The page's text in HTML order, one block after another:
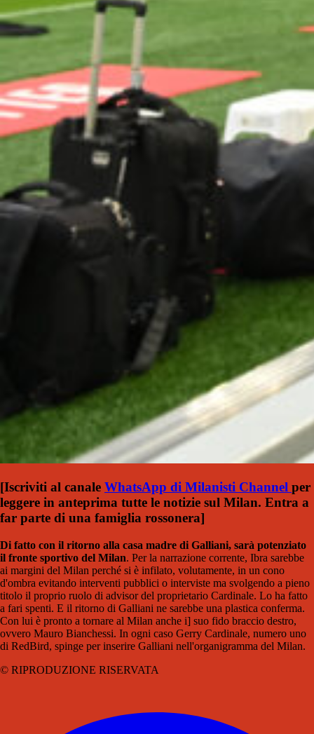
[Iscriviti al canale WhatsApp di Milanisti Channel per
leggere in anteprima tutte le notizie sul Milan. Entra a
far parte di una famiglia rossonera]
Di fatto con il ritorno alla casa madre di Galliani, sarà potenziato
il fronte sportivo del Milan. Per la narrazione corrente, Ibra sarebbe
ai margini del Milan perché si è infilato, volutamente, in un cono
d'ombra evitando interventi pubblici o interviste ma svolgendo a pieno
titolo il proprio ruolo di advisor del proprietario Cardinale. Lo ha fatto
a fari spenti. E il ritorno di Galliani ne sarebbe una plastica conferma.
Con lui è pronto a tornare al Milan anche i] suo fido braccio destro,
ovvero Mauro Bianchessi. In ogni caso Gerry Cardinale, numero uno
di RedBird, spinge per inserire Galliani nell'organigramma del Milan.
© RIPRODUZIONE RISERVATA